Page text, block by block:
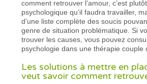
comment retrouver l’amour, c’est
psychologique qu’il faudra travailler,
d’une liste complète des soucis
genre de situation problématique. Si
trouver les causes, vous pouvez
psychologie dans une thérapie couple
Les solutions à mettre en
veut savoir comment